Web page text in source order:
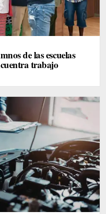
de las escuelas
trabajo